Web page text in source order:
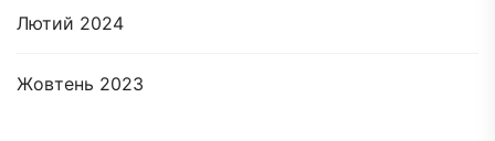
Лютий 2024
Жовтень 2023